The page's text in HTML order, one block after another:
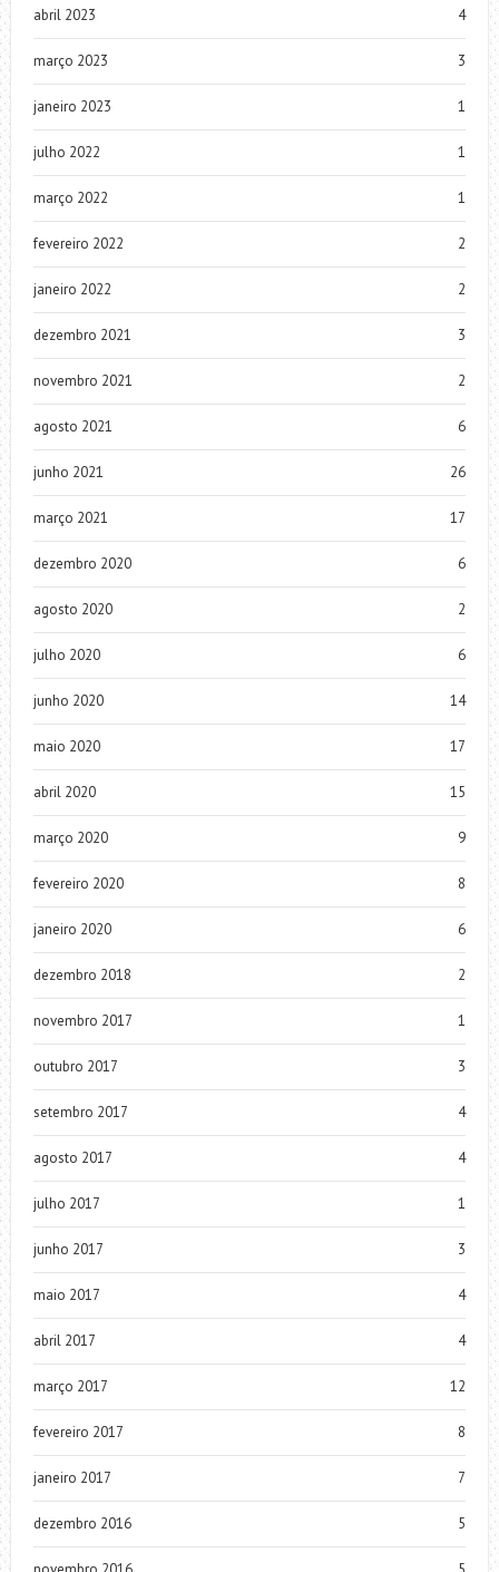
abril 2023 4
março 2023 3
janeiro 2023 1
julho 2022 1
março 2022 1
fevereiro 2022 2
janeiro 2022 2
dezembro 2021 3
novembro 2021 2
agosto 2021 6
junho 2021 26
março 2021 17
dezembro 2020 6
agosto 2020 2
julho 2020 6
junho 2020 14
maio 2020 17
abril 2020 15
março 2020 9
fevereiro 2020 8
janeiro 2020 6
dezembro 2018 2
novembro 2017 1
outubro 2017 3
setembro 2017 4
agosto 2017 4
julho 2017 1
junho 2017 3
maio 2017 4
abril 2017 4
março 2017 12
fevereiro 2017 8
janeiro 2017 7
dezembro 2016 5